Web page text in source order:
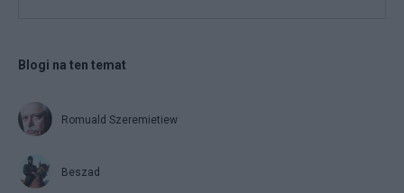
Blogi na ten temat
Romuald Szeremietiew
Beszad